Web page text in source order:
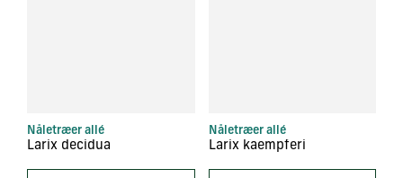
Nåletræer allé
Larix decidua
Nåletræer allé
Larix kaempferi